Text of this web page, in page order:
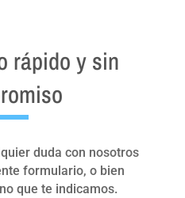
rápido y sin
duda con nosotros
formulario, o bien
que te indicamos.